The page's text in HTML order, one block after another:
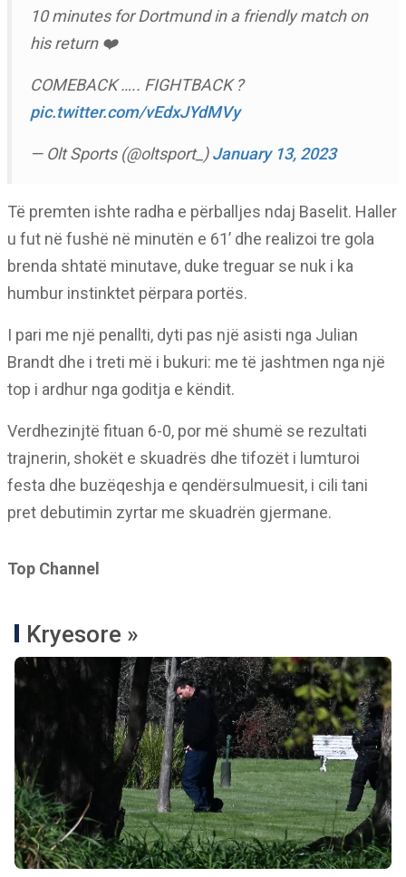
10 minutes for Dortmund in a friendly match on
his return ❤️
COMEBACK ….. FIGHTBACK ?
pic.twitter.com/vEdxJYdMVy
— Olt Sports (@oltsport_)January 13, 2023
Të premten ishte radha e përballjes ndaj Baselit. Haller
u fut në fushë në minutën e 61’ dhe realizoi tre gola
brenda shtatë minutave, duke treguar se nuk i ka
humbur instinktet përpara portës.
I pari me një penallti, dyti pas një asisti nga Julian
Brandt dhe i treti më i bukuri: me të jashtmen nga një
top i ardhur nga goditja e këndit.
Verdhezinjtë fituan 6-0, por më shumë se rezultati
trajnerin, shokët e skuadrës dhe tifozët i lumturoi
festa dhe buzëqeshja e qendërsulmuesit, i cili tani
pret debutimin zyrtar me skuadrën gjermane.
Top Channel
Kryesore »